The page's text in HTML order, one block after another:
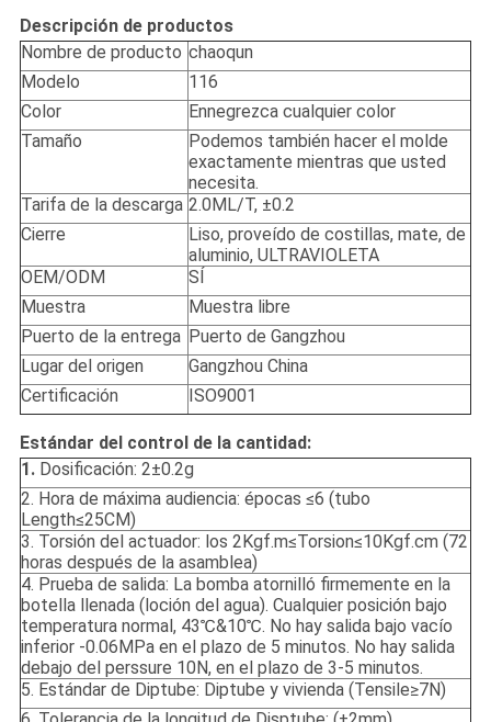
Descripción de productos
Nombre de producto chaoqun
Modelo
116
Color
Ennegrezca cualquier color
Tamaño
Podemos también hacer el molde
exactamente mientras que usted
necesita.
Tarifa de la descarga 2.0ML/T, ±0.2
Cierre
Liso, proveído de costillas, mate, de
aluminio, ULTRAVIOLETA
OEM/ODM
SÍ
Muestra
Muestra libre
Puerto de la entrega Puerto de Gangzhou
Lugar del origen
Gangzhou China
Certificación
ISO9001
Estándar del control de la cantidad:
1. Dosificación: 2±0.2g
2. Hora de máxima audiencia: épocas ≤6 (tubo
Length≤25CM)
3. Torsión del actuador: los 2Kgf.m≤Torsion≤10Kgf.cm (72
horas después de la asamblea)
4. Prueba de salida: La bomba atornilló firmemente en la
botella llenada (loción del agua). Cualquier posición bajo
temperatura normal, 43℃&10℃. No hay salida bajo vacío
inferior -0.06MPa en el plazo de 5 minutos. No hay salida
debajo del perssure 10N, en el plazo de 3-5 minutos.
5. Estándar de Diptube: Diptube y vivienda (Tensile≥7N)